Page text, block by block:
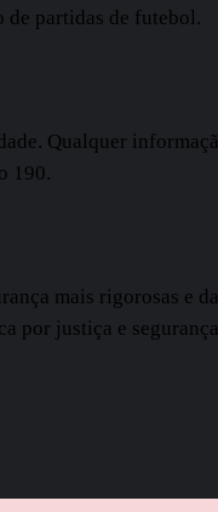
de partidas de futebol.
Qualquer
190.
mais rigorosas e
por justiça e